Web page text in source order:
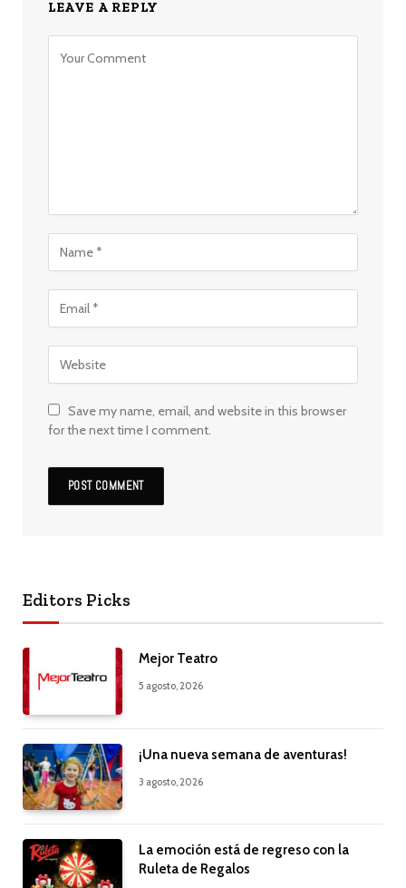
LEAVE A REPLY
Save my name, email, and website in this browser
for the next time I comment.
Editors Picks
Mejor Teatro
5 agosto, 2026
¡Una nueva semana de aventuras!
3 agosto, 2026
La emoción está de regreso con la
Ruleta de Regalos